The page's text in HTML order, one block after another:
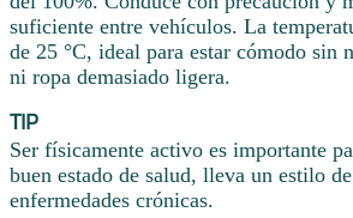
suficiente entre vehículos. La
de 25 °C, ideal para estar cómodo sin
ni ropa demasiado ligera.
TIP
Ser físicamente activo es importante
buen estado de salud, lleva un estilo
enfermedades crónicas.